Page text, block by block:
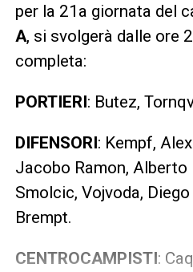
per la 21a giornata del
A, si svolgerà dalle ore
completa:
PORTIERI: Butez,
DIFENSORI: Kempf,
Jacobo Ramon, Alberto
Smolcic, Vojvoda,
Brempt.
CENTROCAMPISTI: